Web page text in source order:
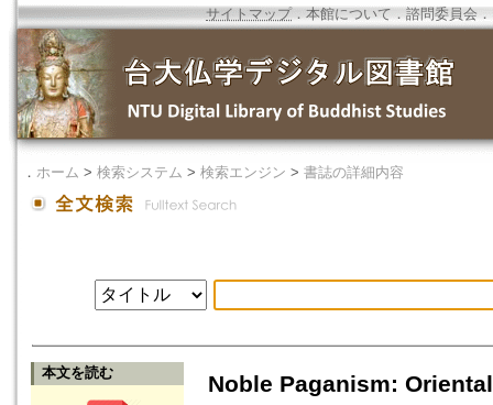
サイトマップ．本館について ． 諮問委員会 ．
． ホーム > 検索システム > 検索エンジン > 書誌の詳細内容
本文を読む
Noble Paganism: